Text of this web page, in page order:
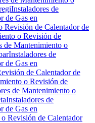
Instaladores de
de Gas en
Revisión de Calentador de
o Revisión de
de Mantenimiento o
Instaladores de
de Gas en
de Calentador de
o Revisión de
de Mantenimiento o
Instaladores de
de Gas en
Revisión de Calentador